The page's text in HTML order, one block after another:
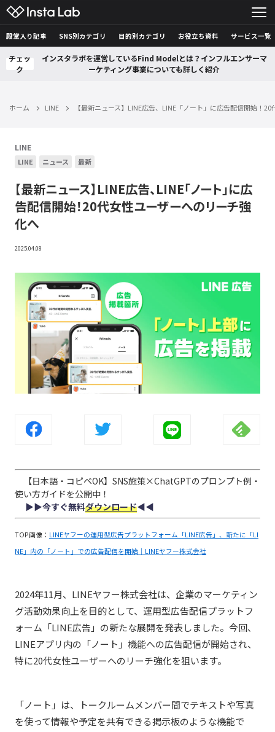
殿堂入り記事 SNS別カテゴリ 目的別カテゴリ お役立ち資料 サービス一覧
チェッ
ク
インスタラボを運営しているFind Modelとは？インフルエンサーマ
ーケティング事業についても詳しく紹介
ホーム LINE 【最新ニュース】LINE広告、LINE「ノート」に広告配信開始！
LINE
LINE ニュース 最新
【最新ニュース】LINE広告、LINE「ノート」に広
告配信開始！20代女性ユーザーへのリーチ強
化へ
2025.04.08
【日本語・コピペOK】SNS施策×ChatGPTのプロンプト例・
使い方ガイドを公開中！
▶︎▶︎今すぐ無料ダウンロード◀︎◀︎
TOP画像： LINEヤフーの運用型広告プラットフォーム「LINE広告」、新たに「LI
NE」内の「ノート」での広告配信を開始｜LINEヤフー株式会社
2024年11月、LINEヤフー株式会社は、企業のマーケティン
グ活動効果向上を目的として、運用型広告配信プラットフ
ォーム「LINE広告」の新たな展開を発表しました。今回、
LINEアプリ内の「ノート」機能への広告配信が開始され、
特に20代女性ユーザーへのリーチ強化を狙います。
「ノート」は、トークルームメンバー間でテキストや写真
を使って情報や予定を共有できる掲示板のような機能で